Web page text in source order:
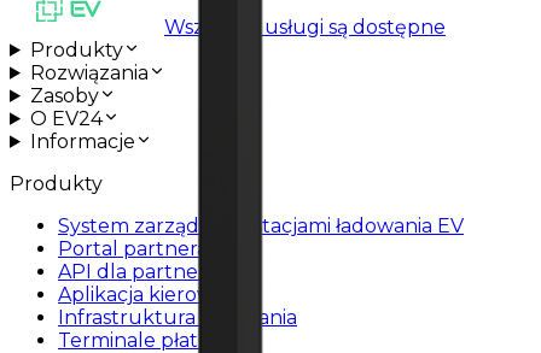
Wszystkie usługi są dostępne
Produkty
Rozwiązania
Zasoby
O EV24
Informacje
Produkty
System zarządzania stacjami ładowania EV
Portal partnera
API dla partnerów
Aplikacja kierowcy
Infrastruktura ładowania
Terminale płatnicze